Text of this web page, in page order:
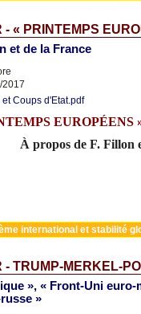
- « PRINTEMPS
et de la France
2017
Coups d'Etat.pdf
EUROPÉENS
À propos de F. Fillon
international et stabilité
- TRUMP-MERKEL-
», « Front-Uni
»